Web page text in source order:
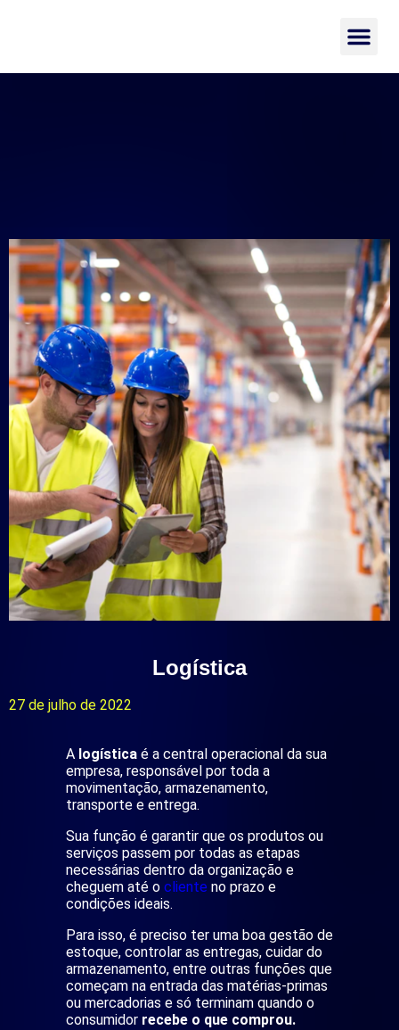
Logística
27 de julho de 2022
A logística é a central operacional da sua
empresa, responsável por toda a
movimentação, armazenamento,
transporte e entrega.
Sua função é garantir que os produtos ou
serviços passem por todas as etapas
necessárias dentro da organização e
cheguem até o cliente no prazo e
condições ideais.
Para isso, é preciso ter uma boa gestão de
estoque, controlar as entregas, cuidar do
armazenamento, entre outras funções que
começam na entrada das matérias-primas
ou mercadorias e só terminam quando o
consumidor recebe o que comprou.